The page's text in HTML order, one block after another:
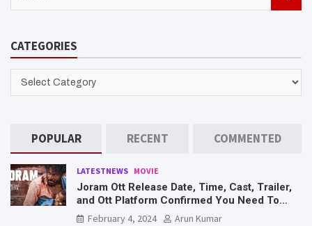
c
CATEGORIES
CATEGORIES
POPULAR RECENT COMMENTED
LATESTNEWS MOVIE
Joram Ott Release Date, Time, Cast, Trailer,
and Ott Platform Confirmed You Need To
Know Here
February 4, 2024 Arun Kumar